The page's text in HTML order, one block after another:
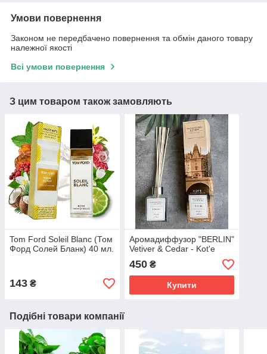
Умови повернення
Законом не передбачено повернення та обмін даного товару
належної якості
Всі умови повернення
З цим товаром також замовляють
Tom Ford Soleil Blanc (Том
Форд Солей Бланк) 40 мл.
143 ₴
Аромадиффузор "BERLIN"
Vetiver & Cedar - Kot'e
450₴
Купити
Подібні товари компанії